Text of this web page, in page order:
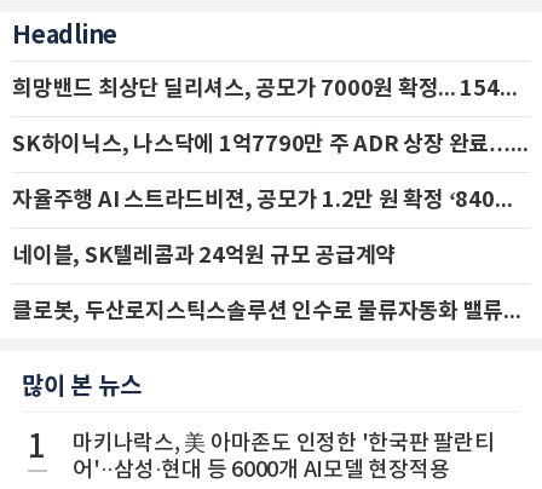
Headline
희망밴드 최상단 딜리셔스, 공모가 7000원 확정... 154억 규모 IPO 돌입
SK하이닉스, 나스닥에 1억7790만 주 ADR 상장 완료…29일 국내 추가 상장
자율주행 AI 스트라드비젼, 공모가 1.2만 원 확정 ‘840억 수혈’
네이블, SK텔레콤과 24억원 규모 공급계약
클로봇, 두산로지스틱스솔루션 인수로 물류자동화 밸류체인 확장 추진 - IBK투자증권
많이 본 뉴스
1
마키나락스, 美 아마존도 인정한 '한국판 팔란티
어'··삼성·현대 등 6000개 AI모델 현장적용